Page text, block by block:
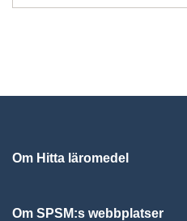
Om Hitta läromedel
Om SPSM:s webbplatser